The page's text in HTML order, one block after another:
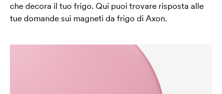
che decora il tuo frigo. Qui puoi trovare risposta alle
tue domande sui magneti da frigo di Axon.